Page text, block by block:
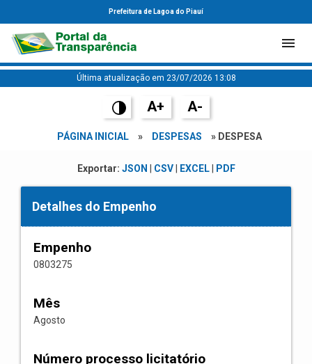
Prefeitura de Lagoa do Piauí
Última atualização em 23/07/2026 13:08
A+ A-
PÁGINA INICIAL » DESPESAS » DESPESA
Exportar: JSON CSV| EXCEL| PDF
Detalhes do Empenho
Empenho
0803275
Mês
Agosto
Número processo licitatório